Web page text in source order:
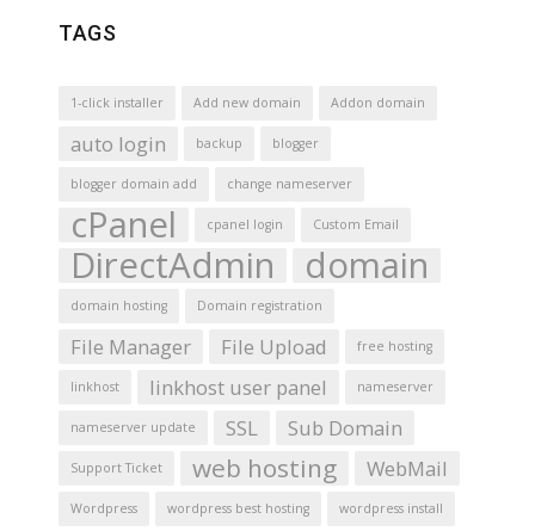
TAGS
1-click installer Add new domain Addon domain
auto login backup blogger
blogger domain add change nameserver
cPanel cpanel login Custom Email
DirectAdmin domain
domain hosting Domain registration
File Manager File Upload free hosting
linkhost linkhost user panel nameserver
nameserver update SSL Sub Domain
Support Ticket web hosting WebMail
Wordpress wordpress best hosting wordpress install